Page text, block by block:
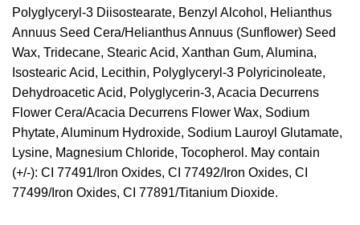
Polyglyceryl-3 Diisostearate, Benzyl Alcohol, Helianthus
Annuus Seed Cera/Helianthus Annuus (Sunflower) Seed
Wax, Tridecane, Stearic Acid, Xanthan Gum, Alumina,
Isostearic Acid, Lecithin, Polyglyceryl-3 Polyricinoleate,
Dehydroacetic Acid, Polyglycerin-3, Acacia Decurrens
Flower Cera/Acacia Decurrens Flower Wax, Sodium
Phytate, Aluminum Hydroxide, Sodium Lauroyl Glutamate,
Lysine, Magnesium Chloride, Tocopherol. May contain
(+/-): CI 77491/Iron Oxides, CI 77492/Iron Oxides, CI
77499/Iron Oxides, CI 77891/Titanium Dioxide.